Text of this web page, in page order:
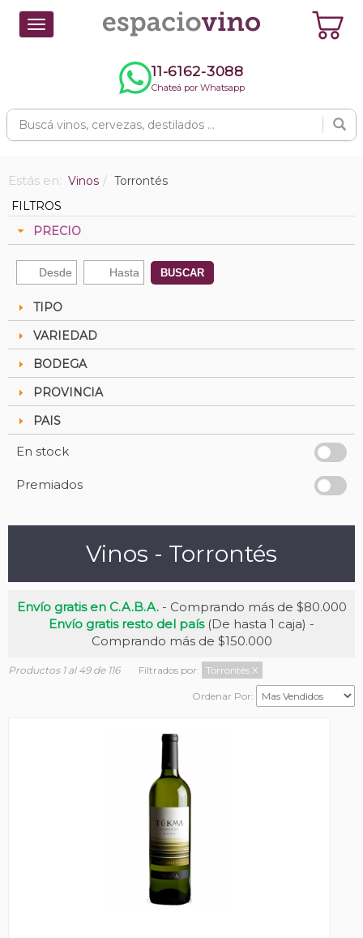
Toggle
navigation
11-6162-3088
Chateá por Whatsapp
Estás en: Vinos
Torrontés
FILTROS
PRECIO
BUSCAR
TIPO
VARIEDAD
BODEGA
PROVINCIA
PAIS
En stock
Premiados
Vinos - Torrontés
Envío gratis en C.A.B.A.- Comprando más de $80.000
Envío gratis resto del país(De hasta 1 caja) -
Comprando más de $150.000
Productos 1 al 49 de 116 Filtrados por: Torrontés X
Ordenar Por: